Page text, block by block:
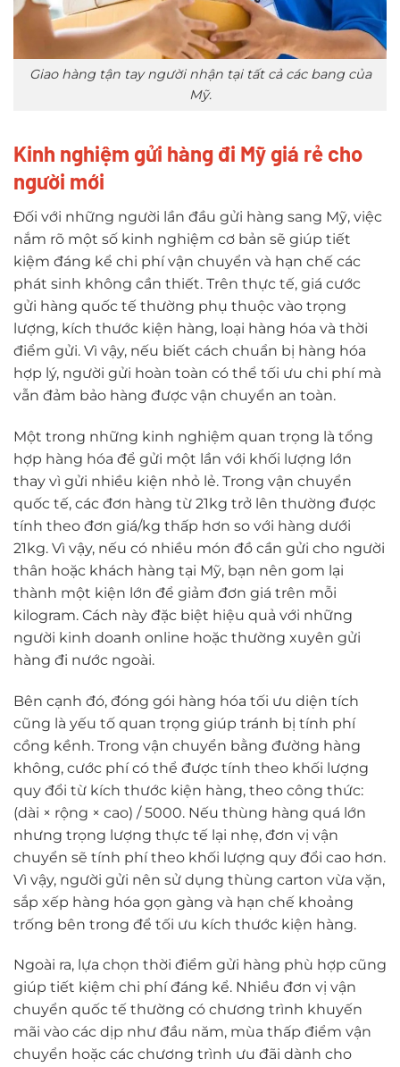
Giao hàng tận tay người nhận tại tất cả các bang của
Mỹ.
Kinh nghiệm gửi hàng đi Mỹ giá rẻ cho
người mới
Đối với những người lần đầu gửi hàng sang Mỹ, việc
nắm rõ một số kinh nghiệm cơ bản sẽ giúp tiết
kiệm đáng kể chi phí vận chuyển và hạn chế các
phát sinh không cần thiết. Trên thực tế, giá cước
gửi hàng quốc tế thường phụ thuộc vào trọng
lượng, kích thước kiện hàng, loại hàng hóa và thời
điểm gửi. Vì vậy, nếu biết cách chuẩn bị hàng hóa
hợp lý, người gửi hoàn toàn có thể tối ưu chi phí mà
vẫn đảm bảo hàng được vận chuyển an toàn.
Một trong những kinh nghiệm quan trọng là tổng
hợp hàng hóa để gửi một lần với khối lượng lớn
thay vì gửi nhiều kiện nhỏ lẻ. Trong vận chuyển
quốc tế, các đơn hàng từ 21kg trở lên thường được
tính theo đơn giá/kg thấp hơn so với hàng dưới
21kg. Vì vậy, nếu có nhiều món đồ cần gửi cho người
thân hoặc khách hàng tại Mỹ, bạn nên gom lại
thành một kiện lớn để giảm đơn giá trên mỗi
kilogram. Cách này đặc biệt hiệu quả với những
người kinh doanh online hoặc thường xuyên gửi
hàng đi nước ngoài.
Bên cạnh đó, đóng gói hàng hóa tối ưu diện tích
cũng là yếu tố quan trọng giúp tránh bị tính phí
cồng kềnh. Trong vận chuyển bằng đường hàng
không, cước phí có thể được tính theo khối lượng
quy đổi từ kích thước kiện hàng, theo công thức:
(dài × rộng × cao) / 5000. Nếu thùng hàng quá lớn
nhưng trọng lượng thực tế lại nhẹ, đơn vị vận
chuyển sẽ tính phí theo khối lượng quy đổi cao hơn.
Vì vậy, người gửi nên sử dụng thùng carton vừa vặn,
sắp xếp hàng hóa gọn gàng và hạn chế khoảng
trống bên trong để tối ưu kích thước kiện hàng.
Ngoài ra, lựa chọn thời điểm gửi hàng phù hợp cũng
giúp tiết kiệm chi phí đáng kể. Nhiều đơn vị vận
chuyển quốc tế thường có chương trình khuyến
mãi vào các dịp như đầu năm, mùa thấp điểm vận
chuyển hoặc các chương trình ưu đãi dành cho